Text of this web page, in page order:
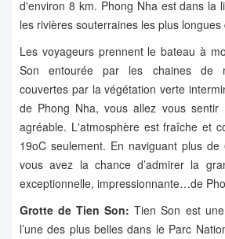
d'environ 8 km. Phong Nha est dans la
les rivières souterraines les plus longues
Les voyageurs prennent le bateau à
Son entourée par les chaines de
couvertes par la végétation verte
de Phong Nha, vous allez vous
agréable. L'atmosphère est fraîche et
19oC seulement. En naviguant plus
vous avez la chance d’admirer la
exceptionnelle, impressionnante…de
Grotte de Tien Son: Tien Son est
l’une des plus belles dans le Parc